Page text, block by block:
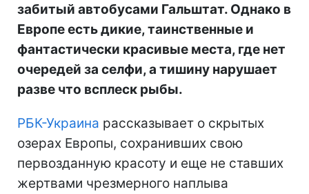
забитый автобусами Гальштат. Однако в
Европе есть дикие, таинственные и
фантастически красивые места, где нет
очередей за селфи, а тишину нарушает
разве что всплеск рыбы.
РБК-Украина рассказывает о скрытых
озерах Европы, сохранивших свою
первозданную красоту и еще не ставших
жертвами чрезмерного наплыва